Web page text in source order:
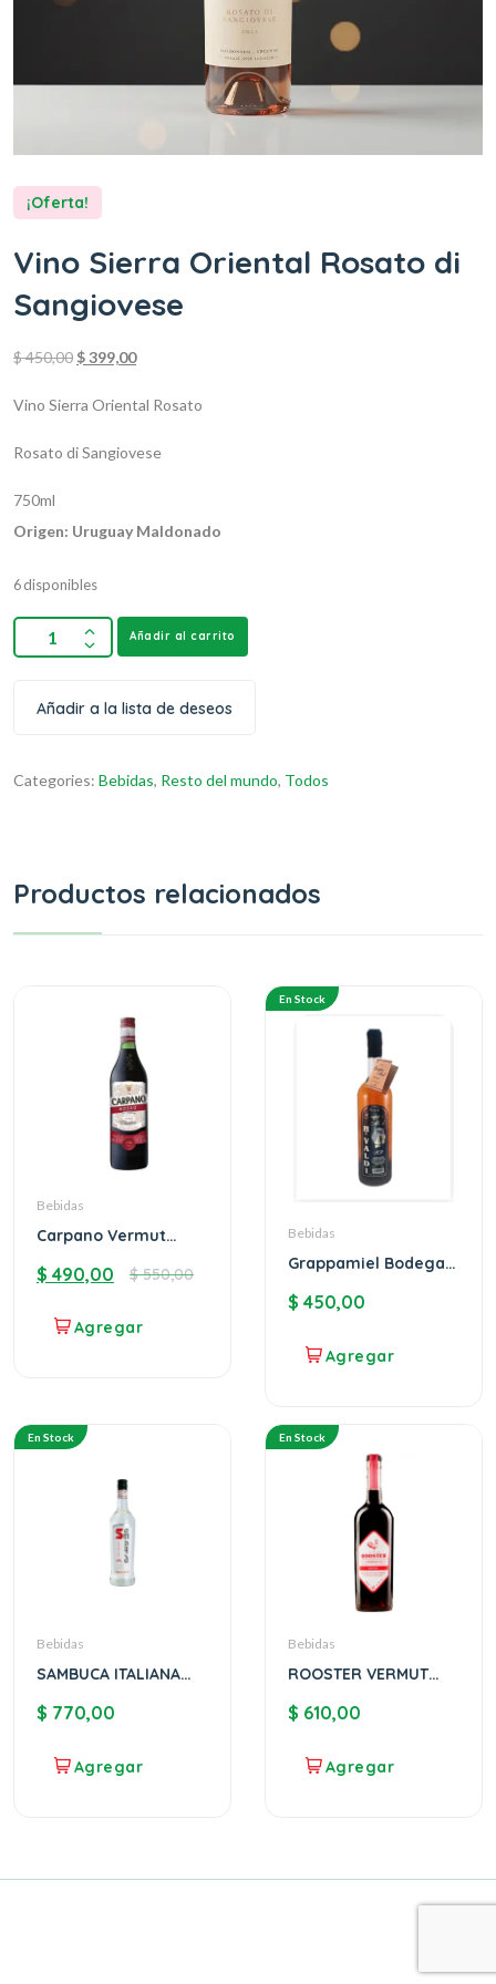
¡Oferta!
Vino Sierra Oriental Rosato di
Sangiovese
$450,00 $399,00
Vino Sierra Oriental Rosato
Rosato di Sangiovese
750ml
Origen: Uruguay Maldonado
6 disponibles
Añadir al carrito
Añadir a la lista de deseos
Categories: Bebidas, Resto del mundo, Todos
Productos relacionados
Bebidas
Carpano Vermut
$550,00
$ 490,00
En Stock
Bebidas
Grappamiel Bodega
$ 450,00
En Stock
Bebidas
SAMBUCA ITALIANA
$ 770,00
En Stock
Bebidas
ROOSTER VERMUT
$ 610,00